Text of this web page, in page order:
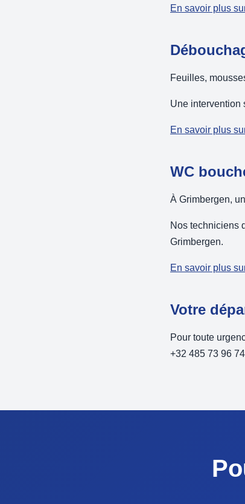
En savoir plus
Feuilles,
Une intervention
En savoir plus
WC
À Grimbergen,
Nos techniciens
Grimbergen.
En savoir plus
Votre
Pour toute
+32 485 73 96